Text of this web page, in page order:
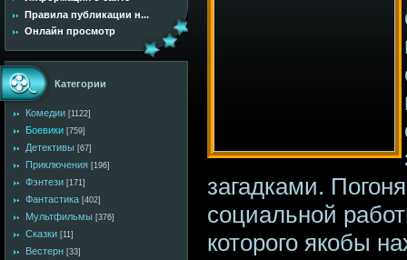
Правила публикации н...
Онлайн просмотр
Категории
Комедии [1122]
Боевики [759]
Детективы [67]
Приключения [196]
Фэнтези [171]
Фантастика [402]
Мультфильмы [376]
Сказки [11]
Вестерн [33]
загадками.
социальной
которого якобы